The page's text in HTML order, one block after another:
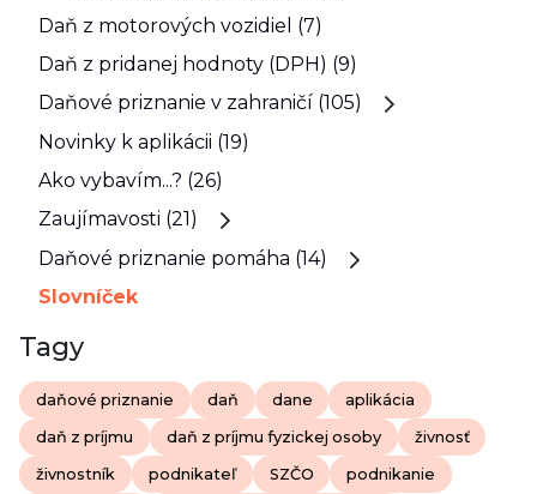
Daň z motorových vozidiel (7)
Daň z pridanej hodnoty (DPH) (9)
Daňové priznanie v zahraničí (105)
Novinky k aplikácii (19)
Ako vybavím...? (26)
Zaujímavosti (21)
Daňové priznanie pomáha (14)
Slovníček
Tagy
daňové priznanie daň dane aplikácia
daň z príjmu daň z príjmu fyzickej osoby živnosť
živnostník podnikateľ SZČO podnikanie